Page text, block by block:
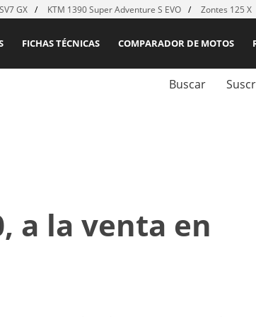
GX KTM 1390 Super Adventure S EVO Zontes 125 X
COMPARADOR DE MOTOS
FICHAS TÉCNICAS
Buscar
a la venta en